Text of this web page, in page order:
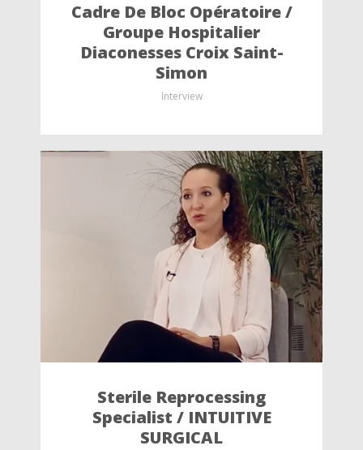
Cadre De Bloc Opératoire /
Groupe Hospitalier
Diaconesses Croix Saint-
Simon
Interview
Sterile Reprocessing
Specialist / INTUITIVE
SURGICAL